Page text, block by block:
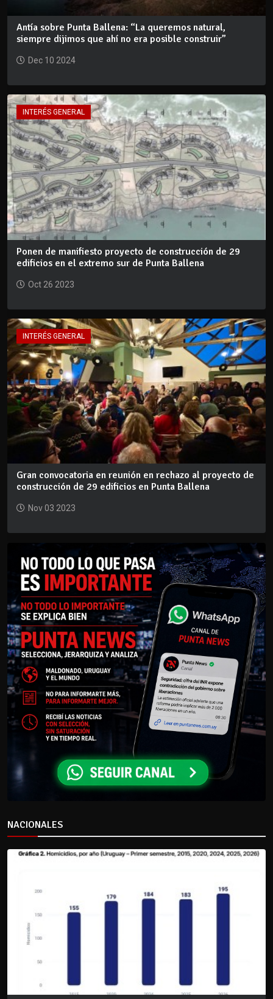
Antía sobre Punta Ballena: “La queremos natural,
siempre dijimos que ahí no era posible construir”
Dec 10 2024
INTERÉS GENERAL
Ponen de manifiesto proyecto de construcción de 29
edificios en el extremo sur de Punta Ballena
Oct 26 2023
INTERÉS GENERAL
Gran convocatoria en reunión en rechazo al proyecto de
construcción de 29 edificios en Punta Ballena
Nov 03 2023
NACIONALES